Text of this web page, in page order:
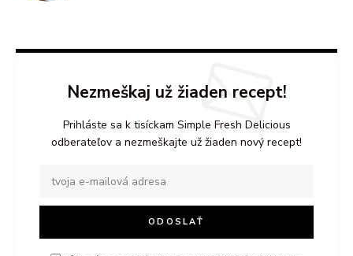
Nezmeškaj už žiaden recept!
Prihláste sa k tisíckam Simple Fresh Delicious
odberateľov a nezmeškajte už žiaden nový recept!